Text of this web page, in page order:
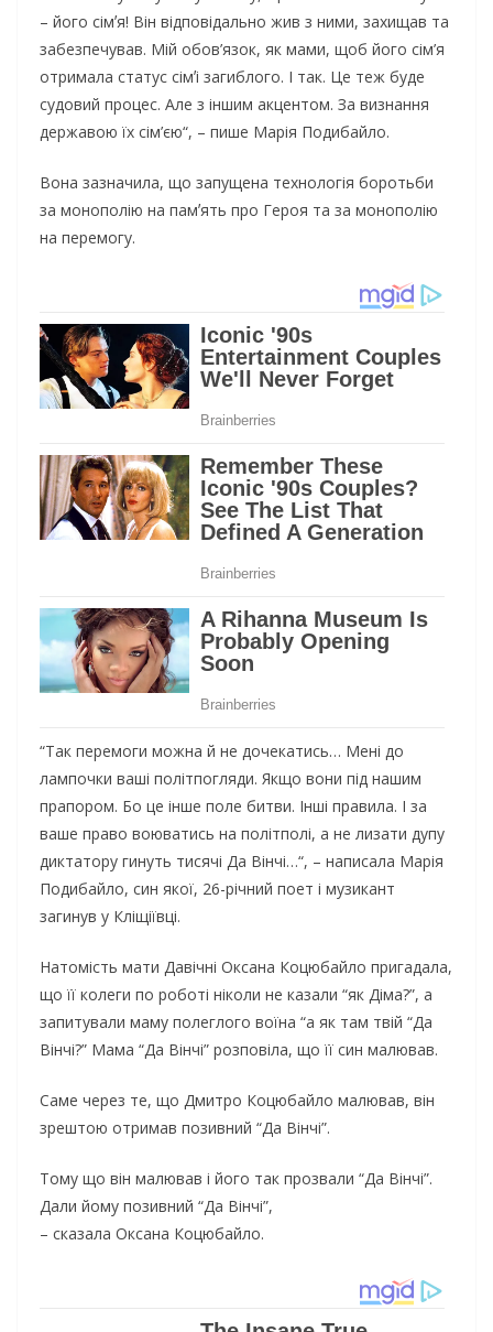
– його сімʼя! Він відповідально жив з ними, захищав та
забезпечував. Мій обов’язок, як мами, щоб його сім’я
отримала статус сімʼі загиблого. І так. Це теж буде
судовий процес. Але з іншим акцентом. За визнання
державою їх сім’єю“, – пише Марія Подибайло.
Вона зазначила, що запущена технологія боротьби
за монополію на памʼять про Героя та за монополію
на перемогу.
“Так перемоги можна й не дочекатись… Мені до
лампочки ваші політпогляди. Якщо вони під нашим
прапором. Бо це інше поле битви. Інші правила. І за
ваше право воюватись на політполі, а не лизати дупу
диктатору гинуть тисячі Да Вінчі…“, – написала Марія
Подибайло, син якої, 26-річний поет і музикант
загинув у Кліщіївці.
Натомість мати Давічні Оксана Коцюбайло пригадала,
що її колеги по роботі ніколи не казали “як Діма?”, а
запитували маму полеглого воїна “а як там твій “Да
Вінчі?” Мама “Да Вінчі” розповіла, що її син малював.
Саме через те, що Дмитро Коцюбайло малював, він
зрештою отримав позивний “Да Вінчі”.
Тому що він малював і його так прозвали “Да Вінчі”.
Дали йому позивний “Да Вінчі”,
– сказала Оксана Коцюбайло.